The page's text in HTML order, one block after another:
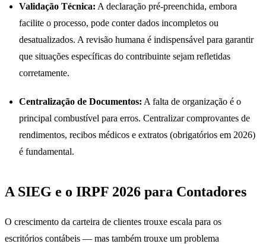
Validação Técnica: A declaração pré-preenchida, embora
facilite o processo, pode conter dados incompletos ou
desatualizados. A revisão humana é indispensável para garantir
que situações específicas do contribuinte sejam refletidas
corretamente.
Centralização de Documentos: A falta de organização é o
principal combustível para erros. Centralizar comprovantes de
rendimentos, recibos médicos e extratos (obrigatórios em 2026)
é fundamental.
A SIEG e o IRPF 2026 para Contadores
O crescimento da carteira de clientes trouxe escala para os
escritórios contábeis — mas também trouxe um problema